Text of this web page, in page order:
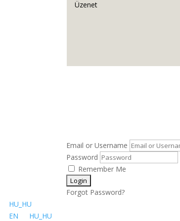
Email or Username
Password
Remember Me
Forgot Password?
HU_HU
EN
HU_HU